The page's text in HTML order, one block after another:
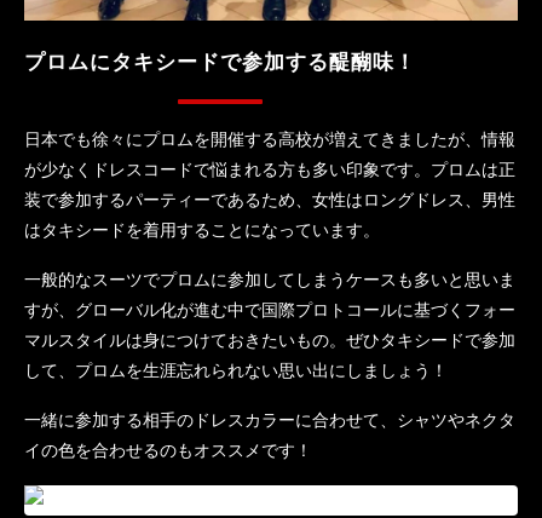
プロムにタキシードで参加する醍醐味！
日本でも徐々にプロムを開催する高校が増えてきましたが、情報
が少なくドレスコードで悩まれる方も多い印象です。プロムは正
装で参加するパーティーであるため、女性はロングドレス、男性
はタキシードを着用することになっています。
一般的なスーツでプロムに参加してしまうケースも多いと思いま
すが、グローバル化が進む中で国際プロトコールに基づくフォー
マルスタイルは身につけておきたいもの。ぜひタキシードで参加
して、プロムを生涯忘れられない思い出にしましょう！
一緒に参加する相手のドレスカラーに合わせて、シャツやネクタ
イの色を合わせるのもオススメです！